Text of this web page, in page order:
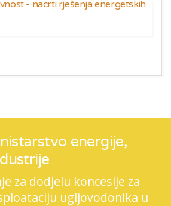
- nacrti rješenja energetskih
energije,
za dodjelu koncesije za
ugljovodonika u